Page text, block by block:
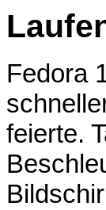
Fedora
feierte.